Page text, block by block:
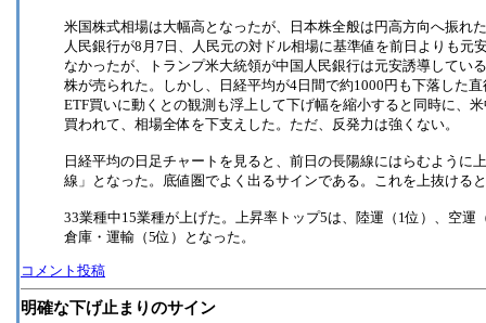
米国株式相場は大幅高となったが、日本株全般は円高方向へ振れ
人民銀行が8月7日、人民元の対ドル相場に基準値を前日よりも元
なかったが、トランプ米大統領が中国人民銀行は元安誘導してい
株が売られた。しかし、日経平均が4日間で約1000円も下落した
ETF買いに動くとの観測も浮上して下げ幅を縮小すると同時に、
買われて、相場全体を下支えした。ただ、反発力は強くない。
日経平均の日足チャートを見ると、前日の長陽線にはらむように
線」となった。底値圏でよく出るサインである。これを上抜ける
33業種中15業種が上げた。上昇率トップ5は、陸運（1位）、空
倉庫・運輸（5位）となった。
コメント投稿
明確な下げ止まりのサイン